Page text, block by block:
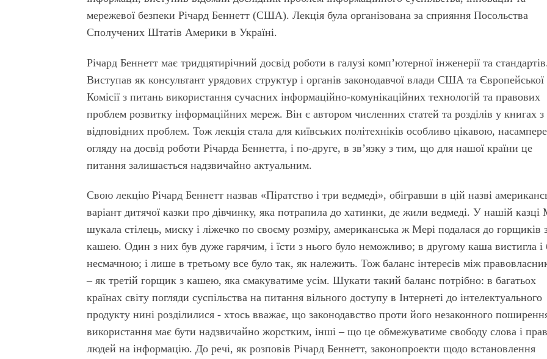
мережевої безпеки Річард Беннетт (США). Лекція була організована за сприяння Посольства
Сполучених Штатів Америки в Україні.
Річард Беннетт має тридцятирічний досвід роботи в галузі комп’ютерної інженерії та
Виступав як консультант урядових структур і органів законодавчої влади США та Європейської
Комісії з питань використання сучасних інформаційно-комунікаційних технологій та правових
проблем розвитку інформаційних мереж. Він є автором численних статей та розділів у книгах з
відповідних проблем. Тож лекція стала для київських політехніків особливо цікавою,
огляду на досвід роботи Річарда Беннетта, і по-друге, в зв’язку з тим, що для нашої країни це
питання залишається надзвичайно актуальним.
Свою лекцію Річард Беннетт назвав «Піратство і три ведмеді», обігравши в цій назві
варіант дитячої казки про дівчинку, яка потрапила до хатинки, де жили ведмеді. У нашій
шукала стілець, миску і ліжечко по своєму розміру, американська ж Мері подалася до горщиків
кашею. Один з них був дуже гарячим, і їсти з нього було неможливо; в другому каша вистигла і
несмачною; і лише в третьому все було так, як належить. Тож баланс інтересів між
– як третій горщик з кашею, яка смакуватиме усім. Шукати такий баланс потрібно: в багатьох
країнах світу погляди суспільства на питання вільного доступу в Інтернеті до інтелектуального
продукту нині розділилися - хтось вважає, що законодавство проти його незаконного
використання має бути надзвичайно жорстким, інші – що це обмежуватиме свободу слова і
людей на інформацію. До речі, як розповів Річард Беннетт, законопроекти щодо встановлення